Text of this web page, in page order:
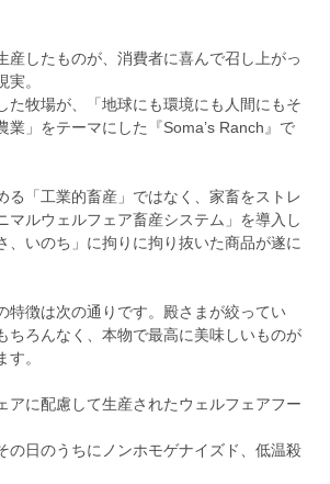
産したものが、消費者に喜んで召し上がっ
。
た牧場が、「地球にも環境にも人間にもそ
業」をテーマにした『Soma’s Ranch』で
る「工業的畜産」ではなく、家畜をストレ
マルウェルフェア畜産システム」を導入し
、いのち」に拘りに拘り抜いた商品が遂に
特徴は次の通りです。殿さまが絞ってい
ちろんなく、本物で最高に美味しいものが
。
アに配慮して生産されたウェルフェアフー
の日のうちにノンホモゲナイズド、低温殺